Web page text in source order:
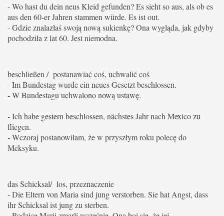
- Wo hast du dein neus Kleid gefunden?Es sieht so aus, als ob es
aus den 60-er Jahren stammen würde. Es ist out.
- Gdzie znalazłaś swoją nową sukienkę? Ona wygląda, jak gdyby
pochodziła z lat 60. Jest niemodna.
beschließen / postanawiać coś, uchwalić coś
- Im Bundestag wurde ein neues Gesetzt beschlossen.
- W Bundestagu uchwalono nową ustawę.
- Ich habe gestern beschlossen, nächstes Jahr nach Mexico zu
fliegen.
- Wczoraj postanowiłam, że w przyszłym roku polecę do
Meksyku.
das Schicksal/ los, przeznaczenie
- Die Eltern von Maria sind jung verstorben. Sie hat Angst, dass
ihr Schicksal ist jung zu sterben.